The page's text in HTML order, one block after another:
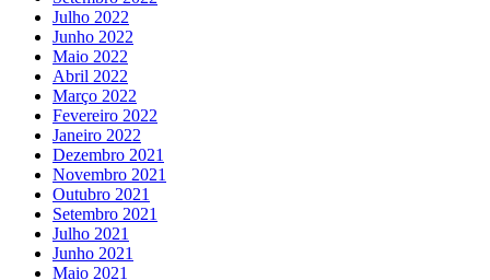
Julho 2022
Junho 2022
Maio 2022
Abril 2022
Março 2022
Fevereiro 2022
Janeiro 2022
Dezembro 2021
Novembro 2021
Outubro 2021
Setembro 2021
Julho 2021
Junho 2021
Maio 2021